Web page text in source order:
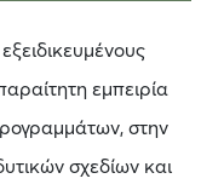
εμπειρία
στην
σχεδίων και